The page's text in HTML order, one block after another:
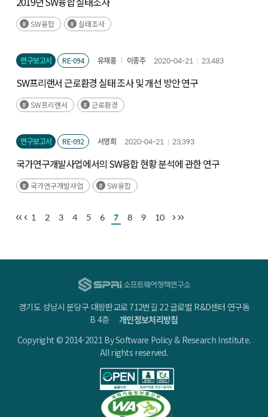
SW융합 실태조사
연구보고서 RE-094 유재흥 이종주 2020-04-21 23,483
SW프리랜서 근로환경 실태 조사 및 개선 방안 연구
SW프리랜서 근로환경
연구보고서 RE-092 서영희 2020-04-21 23,393
국가연구개발사업에서의 SW융합 현황 분석에 관한 연구
국가연구개발사업 SW융합
1 2 3 4 5 6 7 8 9 10
경기도 성남시 분당구 대왕판교로 712번길 22 글로벌 R&D센터 연구동
B 4층개인정보처리방침
Copyright © 2014-2021 By Software Policy & Research Institute.
All rights reserved.